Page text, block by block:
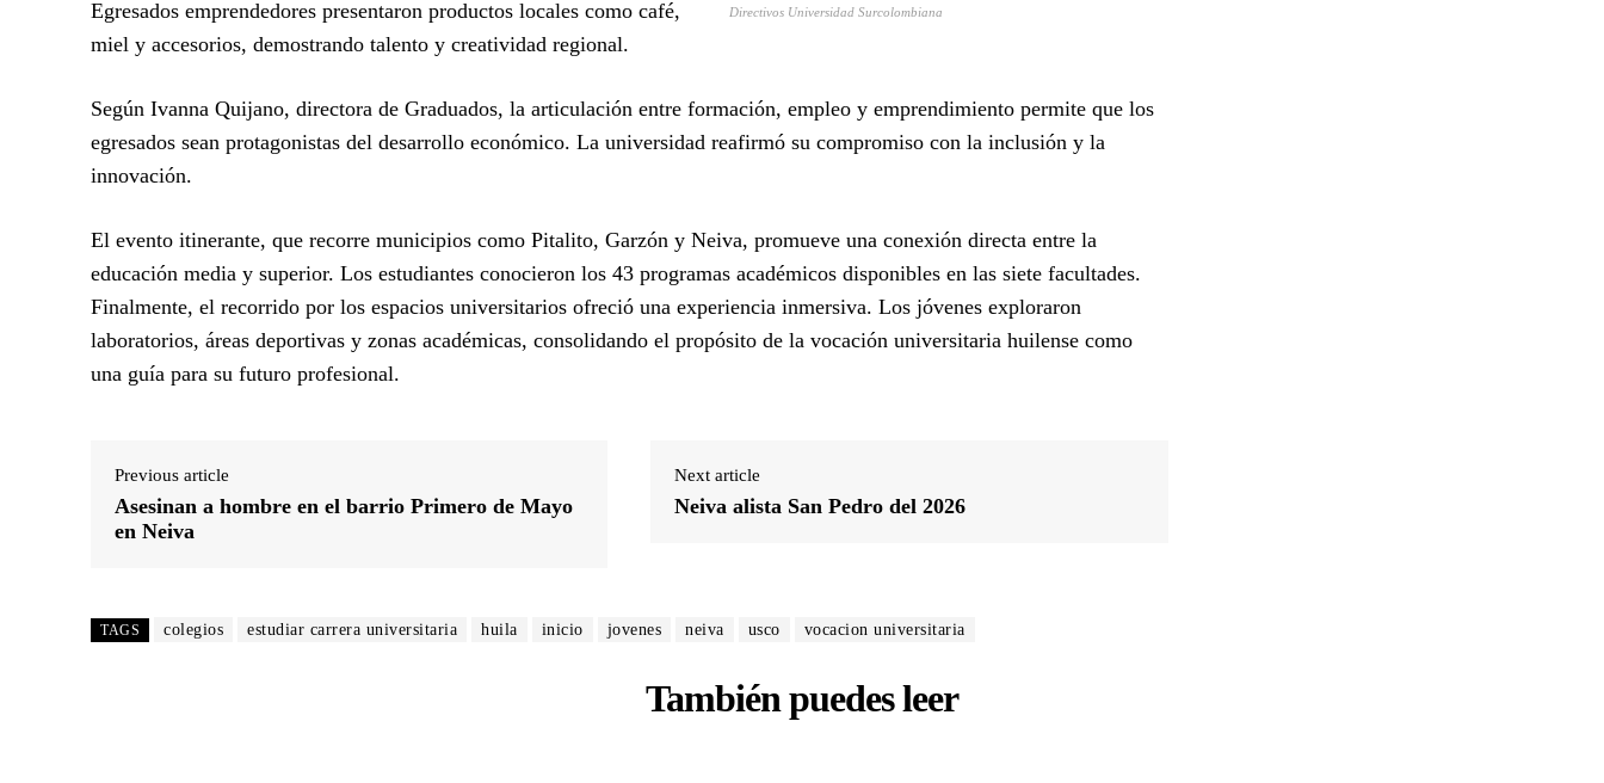
Directivos Universidad Surcolombiana
Egresados emprendedores presentaron productos locales como café,
miel y accesorios, demostrando talento y creatividad regional.
Según Ivanna Quijano, directora de Graduados, la articulación entre formación, empleo y emprendimiento permite que los
egresados sean protagonistas del desarrollo económico. La universidad reafirmó su compromiso con la inclusión y la
innovación.
El evento itinerante, que recorre municipios como Pitalito, Garzón y Neiva, promueve una conexión directa entre la
educación media y superior. Los estudiantes conocieron los 43 programas académicos disponibles en las siete facultades.
Finalmente, el recorrido por los espacios universitarios ofreció una experiencia inmersiva. Los jóvenes exploraron
laboratorios, áreas deportivas y zonas académicas, consolidando el propósito de la vocación universitaria huilense como
una guía para su futuro profesional.
Previous article
Asesinan a hombre en el barrio Primero de Mayo
en Neiva
Next article
Neiva alista San Pedro del 2026
TAGS colegios estudiar carrera universitaria huila inicio jovenes neiva usco vocacion universitaria
También puedes leer